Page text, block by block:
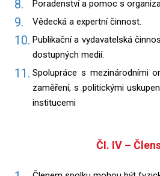
Poradenství a pomoc s
Vědecká a expertní činnost.
Publikační a vydavatelská
dostupných medií.
Spolupráce s mezinárodními
zaměření, s politickými
institucemi
ČI. IV –